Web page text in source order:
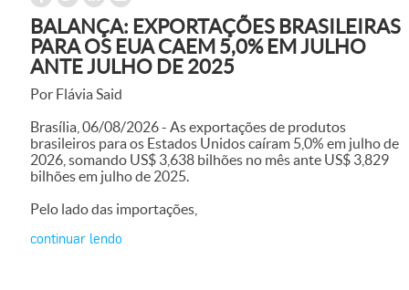
BALANÇA: EXPORTAÇÕES BRASILEIRAS
PARA OS EUA CAEM 5,0% EM JULHO
ANTE JULHO DE 2025
Por Flávia Said
Brasília, 06/08/2026 - As exportações de produtos
brasileiros para os Estados Unidos caíram 5,0% em julho de
2026, somando US$ 3,638 bilhões no mês ante US$ 3,829
bilhões em julho de 2025.
Pelo lado das importações,
continuar lendo